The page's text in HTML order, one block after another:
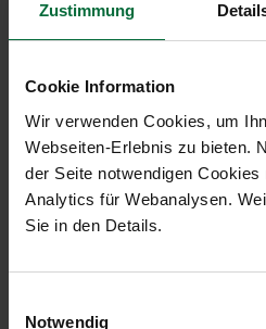
Zustimmung
Cookie Information
Wir verwenden Cookies, um
Webseiten-Erlebnis zu bieten.
der Seite notwendigen
Analytics für Webanalysen.
Sie in den Details.
Notwendig
2. Rechtsgrundlage für
Datenverarbeitung
4.